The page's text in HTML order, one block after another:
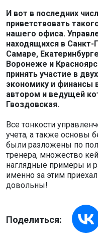
И вот в последних
приветствовать
нашего офиса.
находящихся в Санкт-
Самаре,
Воронеже и
принять участие в
экономику и финансы
автором и ведущей
Гвоздовская.
Все тонкости
учета, а также основы
были разложены по
тренера, множество
наглядные примеры и
именно за этим
довольны!
Поделиться: